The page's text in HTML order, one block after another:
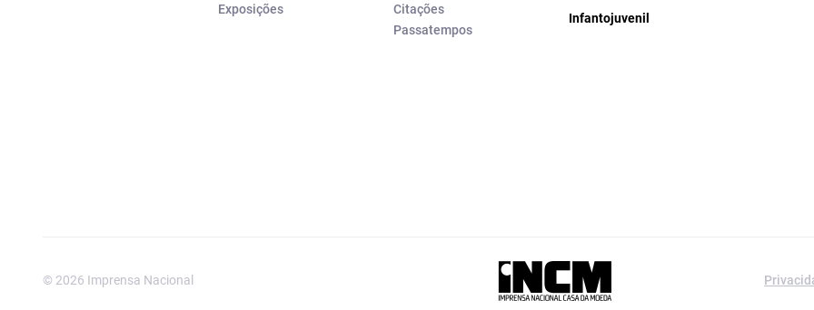
Exposições
Citações
Passatempos
Infantojuvenil
© 2026 Imprensa Nacional